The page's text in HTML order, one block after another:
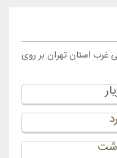
غرب استان تهران بر روی